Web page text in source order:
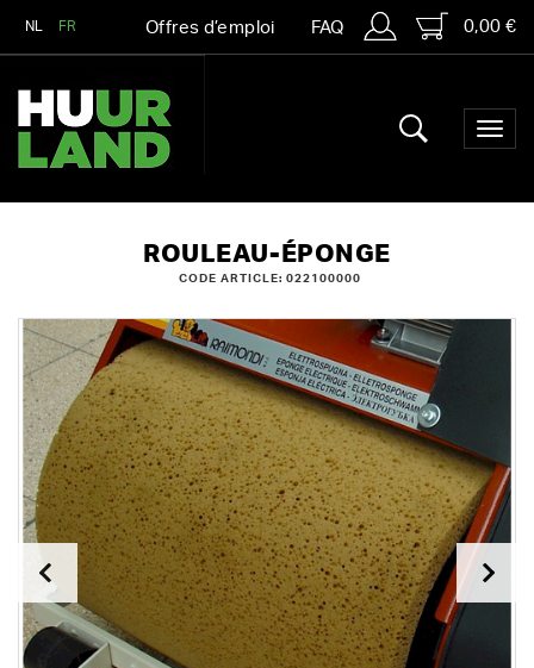
NL FR Offres d’emploi FAQ 0,00 €
ROULEAU-ÉPONGE
CODE ARTICLE: 022100000